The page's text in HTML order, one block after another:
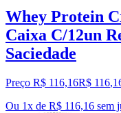
Whey Protein
Caixa C/12un
Saciedade
Preço R$ 116,16R$ 116,
Ou 1x de R$ 116,16 sem